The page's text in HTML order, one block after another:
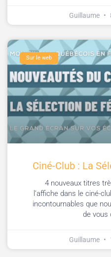
Guillaume
Sur le web
Ciné-Club : La
4 nouveaux titres
l’affiche dans le ciné-
incontournables que
de vous
Guillaume